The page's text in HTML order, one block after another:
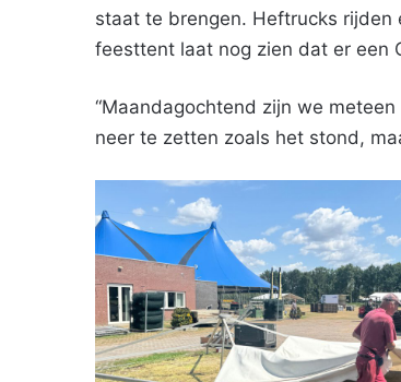
staat te brengen. Heftrucks
feesttent laat nog zien dat er een
“Maandagochtend zijn we
neer te zetten zoals het stond,